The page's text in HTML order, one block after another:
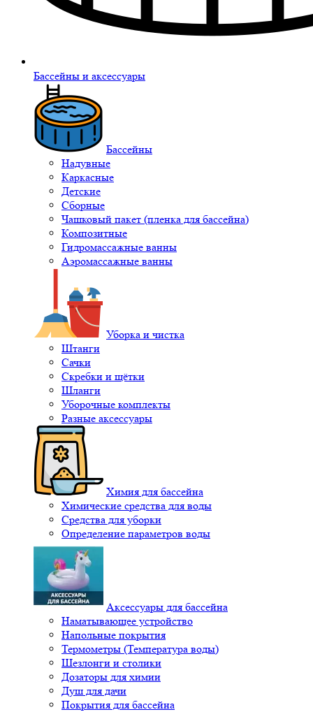
Бассейны и аксессуары
Бассейны
Надувные
Каркасные
Детские
Сборные
Чашковый пакет (пленка для бассейна)
Композитные
Гидромассажные ванны
Аэромассажные ванны
Уборка и чистка
Штанги
Сачки
Скребки и щётки
Шланги
Уборочные комплекты
Разные аксессуары
Химия для бассейна
Химические средства для воды
Средства для уборки
Определение параметров воды
Аксессуары для бассейна
Наматывающее устройство
Напольные покрытия
Термометры (Температура воды)
Шезлонги и столики
Дозаторы для химии
Душ для дачи
Покрытия для бассейна